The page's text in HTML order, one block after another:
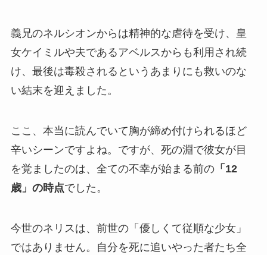
義兄のネルシオンからは精神的な虐待を受け、皇
女ケイミルや夫であるアベルスからも利用され続
け、最後は毒殺されるというあまりにも救いのな
い結末を迎えました。
ここ、本当に読んでいて胸が締め付けられるほど
辛いシーンですよね。ですが、死の淵で彼女が目
を覚ましたのは、全ての不幸が始まる前の「12
歳」の時点でした。
今世のネリスは、前世の「優しくて従順な少女」
ではありません。自分を死に追いやった者たち全